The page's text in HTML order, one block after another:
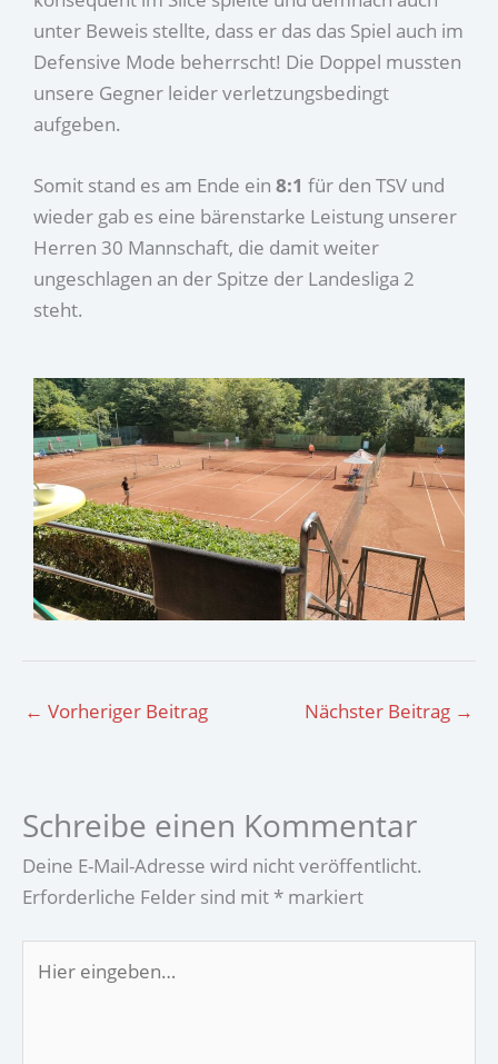
unter Beweis stellte, dass er das das Spiel auch im
Defensive Mode beherrscht! Die Doppel mussten
unsere Gegner leider verletzungsbedingt
aufgeben.
Somit stand es am Ende ein 8:1 für den TSV und
wieder gab es eine bärenstarke Leistung unserer
Herren 30 Mannschaft, die damit weiter
ungeschlagen an der Spitze der Landesliga 2
steht.
← Vorheriger Beitrag Nächster Beitrag →
Schreibe einen Kommentar
Deine E-Mail-Adresse wird nicht veröffentlicht.
Erforderliche Felder sind mit * markiert
eingeben…